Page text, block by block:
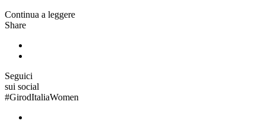
Continua a leggere
Share
Seguici
sui social
#GirodItaliaWomen